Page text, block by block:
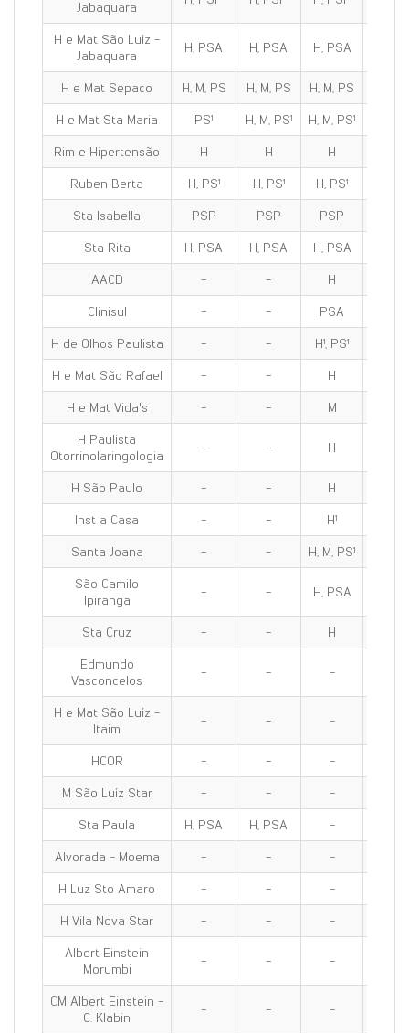
Jabaquara
H e Mat São Luíz -
Jabaquara
H, PSA H, PSA H, PSA
H e Mat Sepaco H, M, PS H, M, PS H, M, PS
H e Mat Sta Maria
PS¹ H, M, PS¹ H, M, PS¹
Rim e Hipertensão
H H H
Ruben Berta
H, PS¹ H, PS¹ H, PS¹
Sta Isabella
PSP PSP PSP
Sta Rita
H, PSA H, PSA H, PSA
AACD
- - H
Clinisul
- - PSA
H de Olhos Paulista
- - H¹, PS¹
H e Mat São Rafael
- - H
H e Mat Vida's
- - M
H Paulista
Otorrinolaringologia
- - H
H São Paulo - - H
Inst a Casa
- - H¹
Santa Joana
- - H, M, PS¹
São Camilo
Ipiranga
- - H, PSA
Sta Cruz - - H
Edmundo
Vasconcelos
- - -
H e Mat São Luíz -
Itaim
- - -
HCOR - - -
M São Luíz Star
- - -
Sta Paula
H, PSA H, PSA -
Alvorada - Moema
- - -
H Luz Sto Amaro
- - -
H Vila Nova Star
- - -
Albert Einstein
Morumbi
- - -
CM Albert Einstein -
C. Klabin
- - -